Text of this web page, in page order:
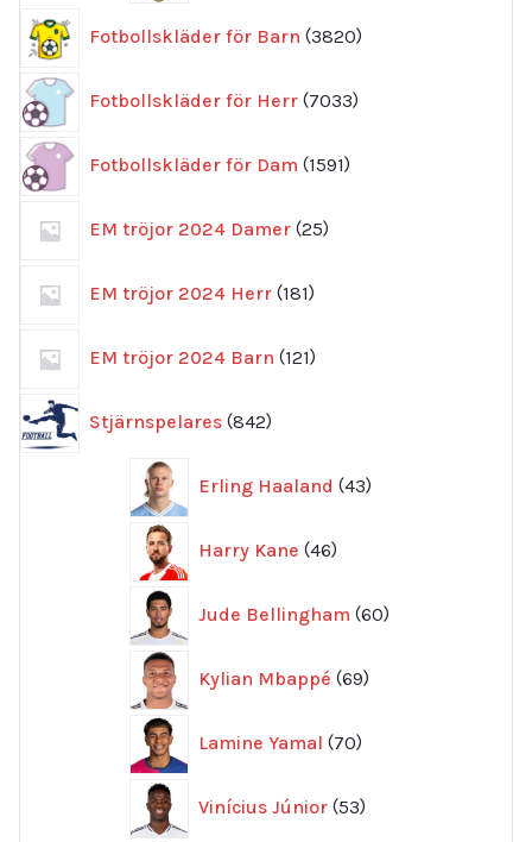
Fotbollskläder för Barn 3820
produkter
Fotbollskläder för Herr 7033
produkter
Fotbollskläder för Dam 1591
produkter
EM tröjor 2024 Damer 25
produkter
EM tröjor 2024 Herr 181
produkter
EM tröjor 2024 Barn 121
produkter
Stjärnspelares 842
produkter
Erling Haaland 43
produkter
Harry Kane 46
produkter
Jude Bellingham 60
produkter
Kylian Mbappé 69
produkter
Lamine Yamal 70
produkter
Vinícius Júnior 53
produkter